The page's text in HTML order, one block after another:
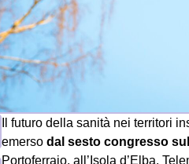
Il futuro della sanità nei territori
emerso dal sesto congresso
Portoferraio, all’Isola d’Elba.